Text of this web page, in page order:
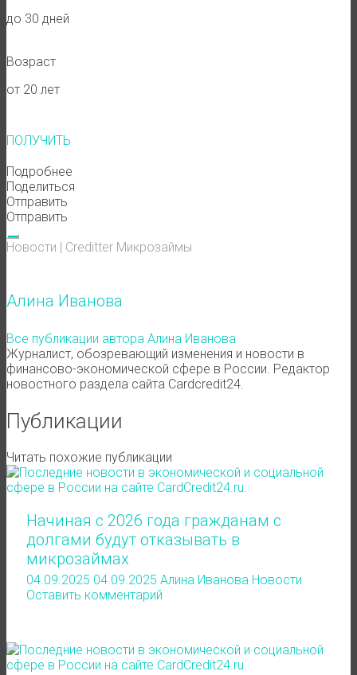
до 30 дней
Возраст
от 20 лет
ПОЛУЧИТЬ
Подробнее
Поделиться
Отправить
Отправить
Новости | Creditter Микрозаймы
Алина Иванова
Все публикации автора Алина Иванова
Журналист, обозревающий изменения и новости в
финансово-экономической сфере в России. Редактор
новостного раздела сайта Cardcredit24.
Публикации
Читать похожие публикации
Начиная с 2026 года гражданам с
долгами будут отказывать в
микрозаймах
04.09.2025 04.09.2025 Алина Иванова Новости
Оставить комментарий